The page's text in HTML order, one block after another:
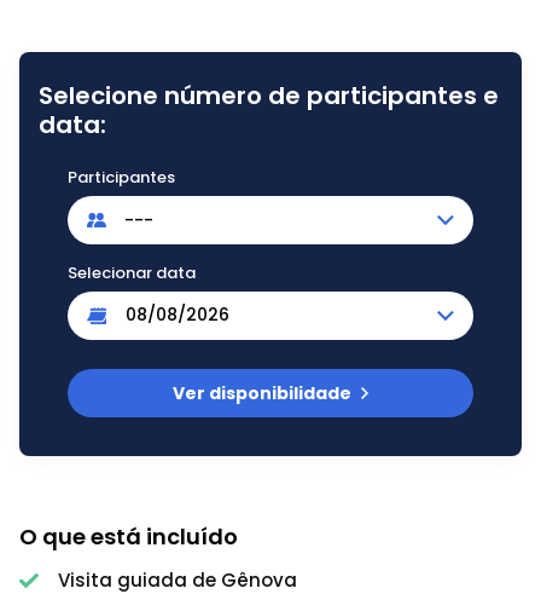
Selecione número de participantes e
data:
Participantes
---
Selecionar data
Ver disponibilidade
O que está incluído
Visita guiada de Gênova